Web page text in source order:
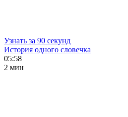
Узнать за 90 секунд
История одного словечка
05:58
2 мин